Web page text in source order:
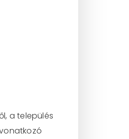
a település